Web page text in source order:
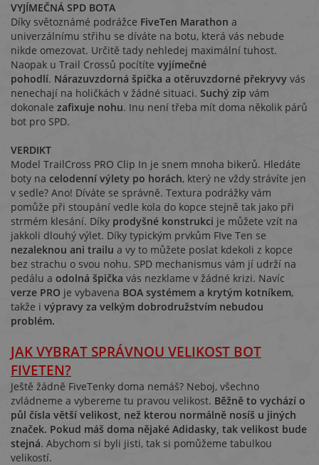
VYJÍMEČNÁ SPD BOTA
Díky světoznámé podrážce FiveTen Marathon a
univerzálnímu střihu se díváte na botu, která vás nebude
nikde omezovat. Určitě tady nehledej maximální tuhost.
Naopak u Trail Crossů pocítíte vyjímečné
pohodlí. Nárazuvzdorná špička a otěruvzdorné překryvy vás
nenechají na holičkách v žádné situaci. Suchý zip vám
dokonale zafixuje nohu. Inu není třeba mít doma několik párů
bot pro SPD.
VERDIKT
Model TrailCross PRO Clip In je snem mnoha bikerů. Hledáte
boty na celodenní výlety po horách, který ne vždy strávíte jen
v sedle? Ano! Díváte se správně. Textura podrážky vám
pomůže při stoupání vedle kola do kopce stejně tak jako při
strmém klesání. Díky prodyšné konstrukci je můžete vzít na
jakkoli dlouhý výlet. Díky typickým prvkům FIve Ten se
nezaleknou ani trailu a vy to můžete poslat kdekoli z kopce
bez strachu o svou nohu. SPD mechanismus vám jí udrží na
pedálu a odolná špička vás nezklame v žádné krizi. Navíc
verze PRO je vybavena BOA systémem a krytým kotníkem,
takže i výpravy za velkým dobrodružstvím nebudou
problém.
JAK VYBRAT SPRÁVNOU VELIKOST BOT
FIVETEN?
Ještě žádně FiveTenky doma nemáš? Neboj, všechno
zvládneme a vybereme tu pravou velikost. Běžně to vychází o
půl čísla větší velikost, než kterou normálně nosíš u jiných
značek. Pokud máš doma nějaké Adidasky, tak velikost bude
stejná. Abychom si byli jisti, tak si pomůžeme tabulkou
velikostí.